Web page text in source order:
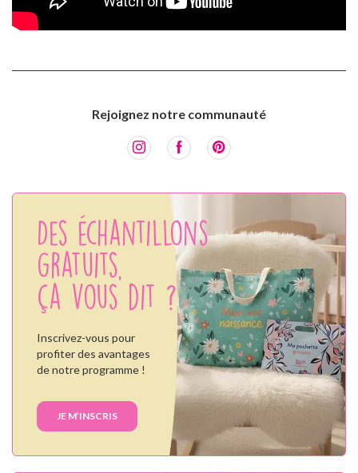
Rejoignez notre communauté
Des échantillons
gratuits,
ça vous dit ?
Inscrivez-vous pour
profiter des avantages
de notre programme !
JE M’INSCRIS